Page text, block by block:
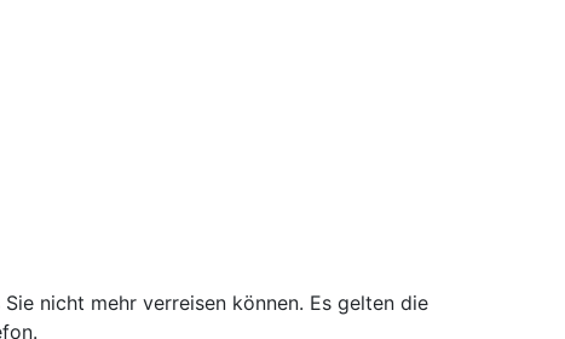
nicht mehr verreisen können. Es gelten die